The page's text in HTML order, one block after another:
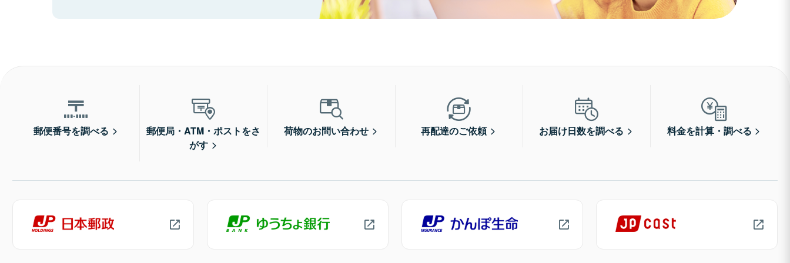
郵便番号を調べる
郵便局・ATM・ポストをさ
がす
荷物のお問い合わせ 再配達のご依頼 お届け日数を調べる 料金を計算・調べる